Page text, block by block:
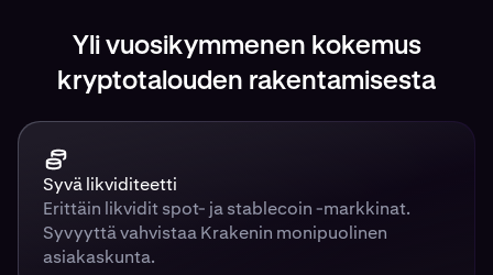
Yli vuosikymmenen kokemus
kryptotalouden rakentamisesta
Syvä likviditeetti
Erittäin likvidit spot- ja stablecoin -markkinat.
Syvyyttä vahvistaa Krakenin monipuolinen
asiakaskunta.